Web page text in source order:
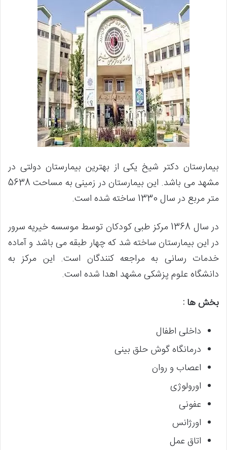
بیمارستان دکتر شیخ یکی از بهترین بیمارستان دولتی در
مشهد می باشد. این بیمارستان در زمینی به مساحت 5638
متر مربع در سال 1330 ساخته شده است.
در سال 1368 مرکز طبی کودکان توسط موسسه خیریه سرور
در این بیمارستان ساخته شد که چهار طبقه می باشد و آماده
خدمات رسانی به مراجعه کنندگان است. این مرکز به
دانشگاه علوم پزشکی مشهد اهدا شده است.
بخش ها :
داخلی اطفال
درمانگاه گوش حلق بینی
اعصاب و روان
اورولوژی
عفونی
اورژانس
اتاق عمل